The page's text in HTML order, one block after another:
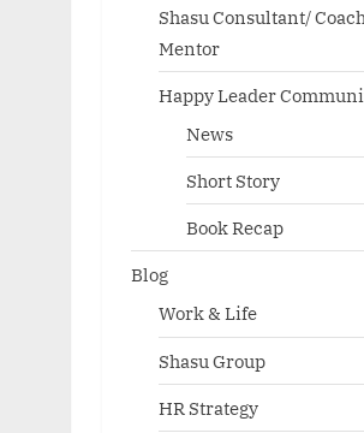
Shasu Consultant/
Mentor
Happy Leader
News
Short Story
Book Recap
Blog
Work & Life
Shasu Group
HR Strategy